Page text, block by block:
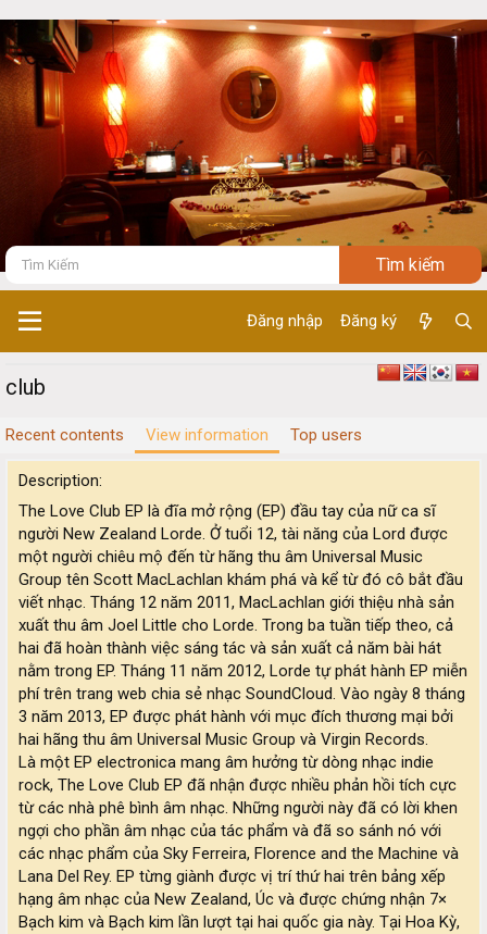
Đăng nhập Đăng ký
club
Recent contents View information Top users
Description
The Love Club EP là đĩa mở rộng (EP) đầu tay của nữ ca sĩ
người New Zealand Lorde. Ở tuổi 12, tài năng của Lord được
một người chiêu mộ đến từ hãng thu âm Universal Music
Group tên Scott MacLachlan khám phá và kể từ đó cô bắt đầu
viết nhạc. Tháng 12 năm 2011, MacLachlan giới thiệu nhà sản
xuất thu âm Joel Little cho Lorde. Trong ba tuần tiếp theo, cả
hai đã hoàn thành việc sáng tác và sản xuất cả năm bài hát
nằm trong EP. Tháng 11 năm 2012, Lorde tự phát hành EP miễn
phí trên trang web chia sẻ nhạc SoundCloud. Vào ngày 8 tháng
3 năm 2013, EP được phát hành với mục đích thương mại bởi
hai hãng thu âm Universal Music Group và Virgin Records.
Là một EP electronica mang âm hưởng từ dòng nhạc indie
rock, The Love Club EP đã nhận được nhiều phản hồi tích cực
từ các nhà phê bình âm nhạc. Những người này đã có lời khen
ngợi cho phần âm nhạc của tác phẩm và đã so sánh nó với
các nhạc phẩm của Sky Ferreira, Florence and the Machine và
Lana Del Rey. EP từng giành được vị trí thứ hai trên bảng xếp
hạng âm nhạc của New Zealand, Úc và được chứng nhận 7×
Bạch kim và Bạch kim lần lượt tại hai quốc gia này. Tại Hoa Kỳ,